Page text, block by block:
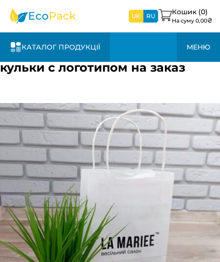
часом
EcoPack UK RU Кошик (0)
На суму 0,00₴
КАТАЛОГ ПРОДУКЦІЇ МЕНЮ
кульки с логотипом на заказ